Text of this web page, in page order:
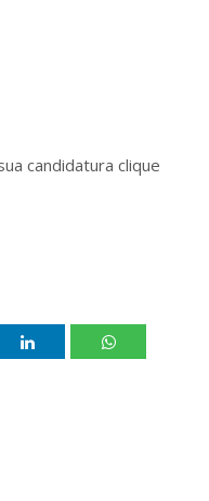
candidatura clique